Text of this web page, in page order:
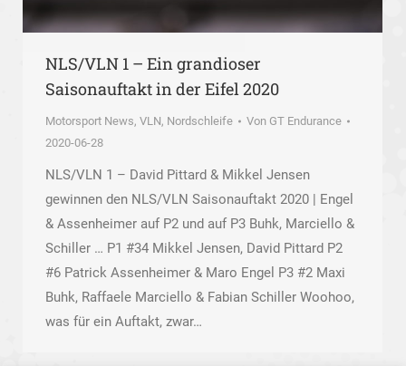
NLS/VLN 1 – Ein grandioser
Saisonauftakt in der Eifel 2020
Motorsport News, VLN, Nordschleife Von GT Endurance
2020-06-28
NLS/VLN 1 – David Pittard & Mikkel Jensen
gewinnen den NLS/VLN Saisonauftakt 2020 | Engel
& Assenheimer auf P2 und auf P3 Buhk, Marciello &
Schiller … P1 #34 Mikkel Jensen, David Pittard P2
#6 Patrick Assenheimer & Maro Engel P3 #2 Maxi
Buhk, Raffaele Marciello & Fabian Schiller Woohoo,
was für ein Auftakt, zwar…